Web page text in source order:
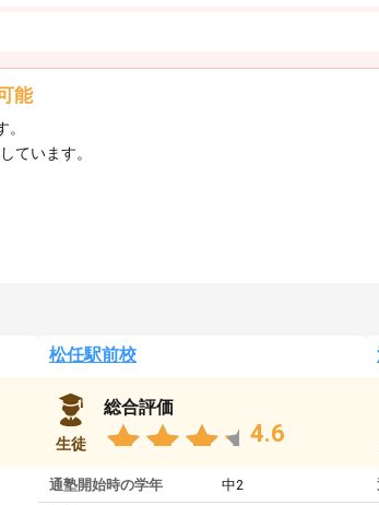
能
ています。​
松任駅前校
生徒
総合評価
4.6
通塾開始時の学年 中2